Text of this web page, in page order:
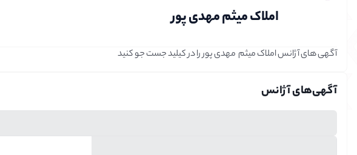
املاک میثم مهدی پور
توضیحات آژانس
آگهی های آژانس املاک میثم  مهدی پور را در کیلید جست جو کنید
آگهی‌‌های آژانس